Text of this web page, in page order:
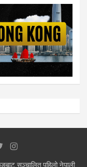
सञ्चालित पहिलो नेपाली